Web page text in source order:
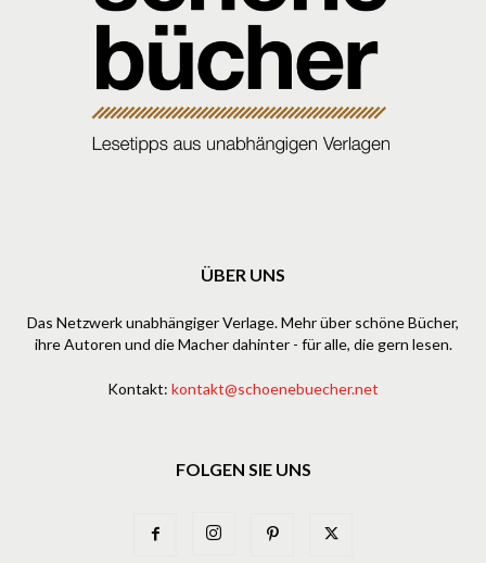
ÜBER UNS
Das Netzwerk unabhängiger Verlage. Mehr über schöne Bücher,
ihre Autoren und die Macher dahinter - für alle, die gern lesen.
Kontakt: kontakt@schoenebuecher.net
FOLGEN SIE UNS